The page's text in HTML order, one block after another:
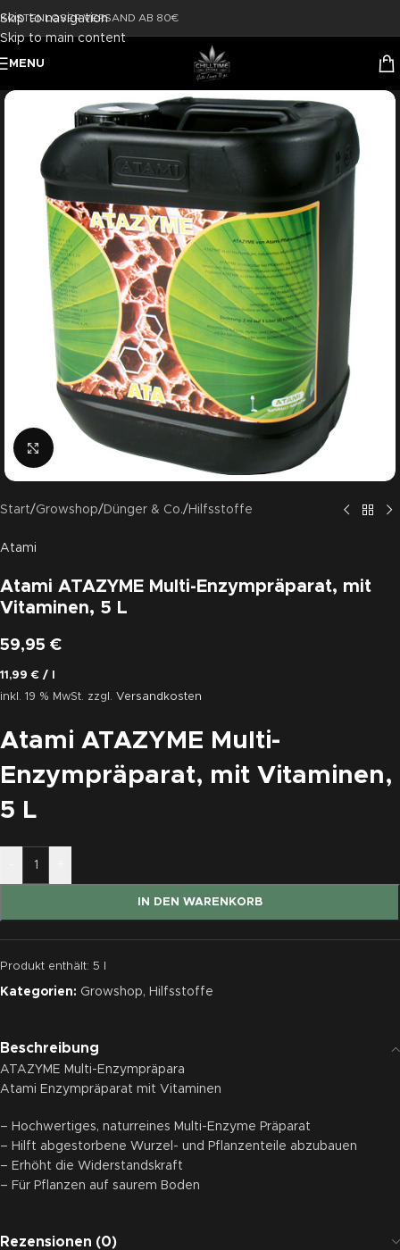
Skip to navigation
Skip to main content
KOSTENLOSER VERSAND AB 80€
MENU
Click to enlarge
Start/Growshop/ Dünger & Co./ Hilfsstoffe
Atami
Atami ATAZYME Multi-Enzympräparat, mit
Vitaminen, 5 L
59,95 €
11,99€ /
inkl. 19 % MwSt. zzgl. Versandkosten
Atami ATAZYME Multi-
Enzympräparat, mit Vitaminen,
5 L
IN DEN WARENKORB
Produkt enthält: 5
Kategorien: Growshop, Hilfsstoffe
Beschreibung
ATAZYME Multi-Enzympräpara
Atami Enzympräparat mit Vitaminen
– Hochwertiges, naturreines Multi-Enzyme Präparat
– Hilft abgestorbene Wurzel- und Pflanzenteile abzubauen
– Erhöht die Widerstandskraft
– Für Pflanzen auf saurem Boden
Rezensionen (0)